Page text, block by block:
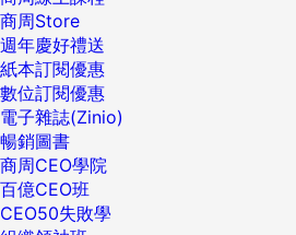
商周Store
週年慶好禮送
紙本訂閱優惠
數位訂閱優惠
電子雜誌(Zinio)
暢銷圖書
商周CEO學院
百億CEO班
CEO50失敗學